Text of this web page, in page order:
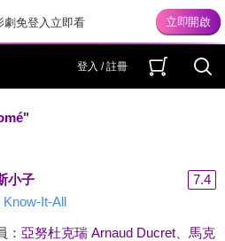
劇免登入立即看
登入 / 註冊
"
小子
7.4
Know-It-All
： 亞努杜克瑞 Arnaud Ducret、 馬克